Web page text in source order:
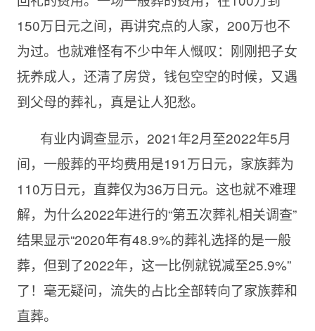
150万日元之间，再讲究点的人家，200万也不
为过。也就难怪有不少中年人慨叹：刚刚把子女
抚养成人，还清了房贷，钱包空空的时候，又遇
到父母的葬礼，真是让人犯愁。
有业内调查显示，2021年2月至2022年5月
间，一般葬的平均费用是191万日元，家族葬为
110万日元，直葬仅为36万日元。这也就不难理
解，为什么2022年进行的“第五次葬礼相关调查”
结果显示“2020年有48.9%的葬礼选择的是一般
葬，但到了2022年，这一比例就锐减至25.9%”
了！毫无疑问，流失的占比全部转向了家族葬和
直葬。